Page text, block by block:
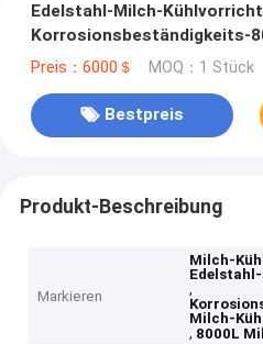
Edelstahl-Milch-
Korrosionsbeständigkeits-
Nahrungsmittelgrad-Material
Preis：6000＄ MOQ：1 Stück
Bestpreis
Produkt-Beschreibung
Markieren
Milch-
,
Milch-
, 8000L